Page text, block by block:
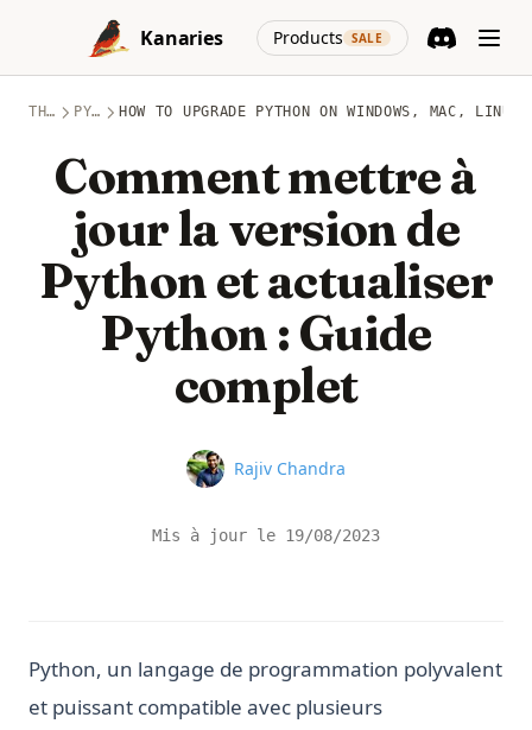
Skip to content
Kanaries
Products SALE
(opens in a
THÈMES PYTHON HOW TO UPGRADE PYTHON ON WINDOWS, MAC, LINUX?
Comment mettre à
jour la version de
Python et actualiser
Python : Guide
complet
Name
Rajiv Chandra
Mis à jour le 19/08/2023
Python, un langage de programmation polyvalent
et puissant compatible avec plusieurs